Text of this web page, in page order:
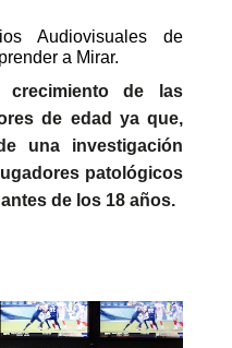
Audiovisuales de
a Mirar.
de las
de edad ya que,
una investigación
patológicos
de los 18 años.